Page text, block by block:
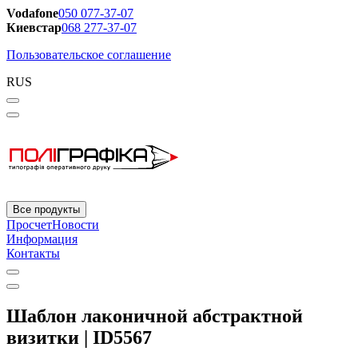
Vodafone050 077-37-07
Киевстар068 277-37-07
Пользовательское соглашение
RUS
Все продукты
ПросчетНовости
Информация
Контакты
Шаблон лаконичной абстрактной
визитки | ID5567